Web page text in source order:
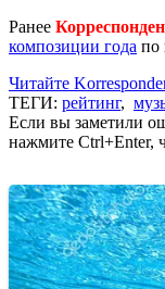
Ранее
композиции года по
Читайте
ТЕГИ: рейтинг,
Если вы заметили
нажмите Ctrl+Enter,